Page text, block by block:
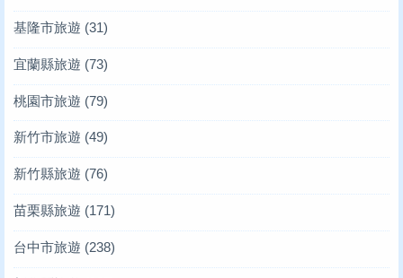
基隆市旅遊 (31)
宜蘭縣旅遊 (73)
桃園市旅遊 (79)
新竹市旅遊 (49)
新竹縣旅遊 (76)
苗栗縣旅遊 (171)
台中市旅遊 (238)